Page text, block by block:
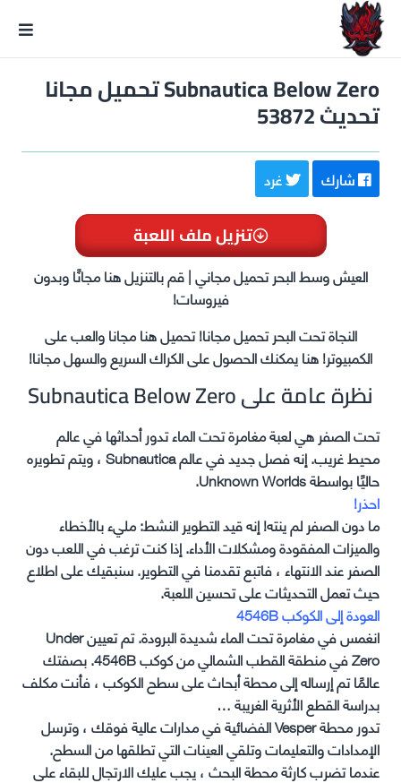
Subnautica Below Zero تحميل مجانا
تحديث 53872
شارك غرد
تنزيل ملف اللعبة
العيش وسط البحر تحميل مجاني | قم بالتنزيل هنا مجانًا وبدون
فيروسات!
النجاة تحت البحر تحميل مجانا! تحميل هنا مجانا والعب على
الكمبيوتر! هنا يمكنك الحصول على الكراك السريع والسهل مجانا!
نظرة عامة على Subnautica Below Zero
تحت الصفر هي لعبة مغامرة تحت الماء تدور أحداثها في عالم
محيط غريب. إنه فصل جديد في عالم Subnautica ، ويتم تطويره
حاليًا بواسطة Unknown Worlds.
احذر!
ما دون الصفر لم ينته! إنه قيد التطوير النشط: مليء بالأخطاء
والميزات المفقودة ومشكلات الأداء. إذا كنت ترغب في اللعب دون
الصفر عند الانتهاء ، فاتبع تقدمنا ​​في التطوير. سنبقيك على اطلاع
حيث تعمل التحديثات على تحسين اللعبة.
العودة إلى الكوكب 4546B
انغمس في مغامرة تحت الماء شديدة البرودة. تم تعيين Under
Zero في منطقة القطب الشمالي من كوكب 4546B. بصفتك
عالمًا تم إرساله إلى محطة أبحاث على سطح الكوكب ، فأنت مكلف
بدراسة القطع الأثرية الغريبة …
تدور محطة Vesper الفضائية في مدارات عالية فوقك ، وترسل
الإمدادات والتعليمات وتلقي العينات التي تطلقها من السطح.
عندما تضرب كارثة محطة البحث ، يجب عليك الارتجال للبقاء على